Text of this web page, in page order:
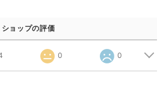
ショップの評価
0 0